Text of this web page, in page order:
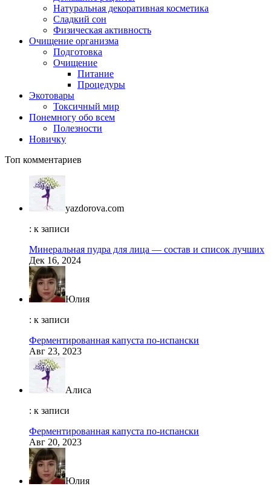
Натуральная декоративная косметика
Сладкий сон
Физическая активность
Очищение организма
Подготовка
Очищение
Питание
Процедуры
Экотовары
Токсичный мир
Понемногу обо всем
Полезности
Новичку
Топ комментариев
yazdorova.com
: к записи
Минеральная пудра для лица — состав и список лучших
Дек 16, 2024
Юлия
: к записи
Ферментированная капуста по-испански
Авг 23, 2023
Алиса
: к записи
Ферментированная капуста по-испански
Авг 20, 2023
Юлия